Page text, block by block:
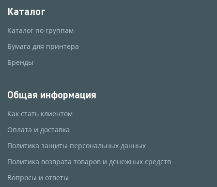
Каталог
Каталог по группам
Бумага для принтера
Бренды
Общая информация
Как стать клиентом
Оплата и доставка
Политика защиты персональных данных
Политика возврата товаров и денежных средств
Вопросы и ответы